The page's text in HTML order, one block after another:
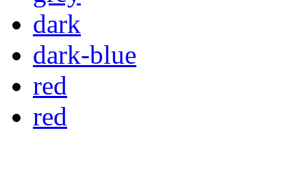
dark
dark-blue
red
red